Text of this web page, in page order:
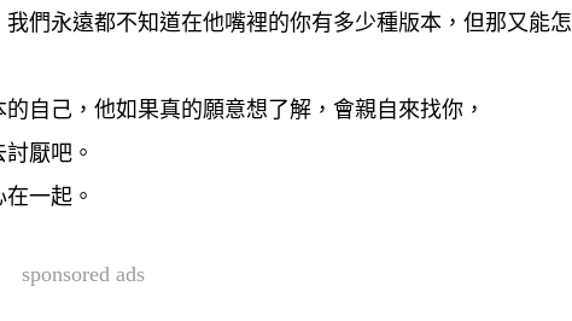
們永遠都不知道在他嘴裡的你有多少種版本，但那又能怎
自己，他如果真的願意想了解，會親自來找你，
厭吧。
一起。
sponsored ads